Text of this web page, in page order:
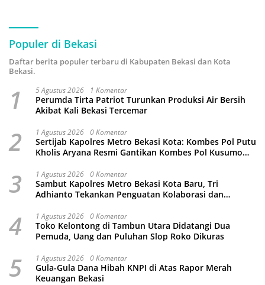
Populer di Bekasi
Daftar berita populer terbaru di Kabupaten Bekasi dan Kota
Bekasi.
1 5 Agustus 2026 1 Komentar
Perumda Tirta Patriot Turunkan Produksi Air Bersih
Akibat Kali Bekasi Tercemar
2 1 Agustus 2026 0 Komentar
Sertijab Kapolres Metro Bekasi Kota: Kombes Pol Putu
Kholis Aryana Resmi Gantikan Kombes Pol Kusumo
3 1 Agustus 2026 0 Komentar
Sambut Kapolres Metro Bekasi Kota Baru, Tri
Adhianto Tekankan Penguatan Kolaborasi dan
4 1 Agustus 2026 0 Komentar
Toko Kelontong di Tambun Utara Didatangi Dua
Pemuda, Uang dan Puluhan Slop Roko Dikuras
5 1 Agustus 2026 0 Komentar
Gula-Gula Dana Hibah KNPI di Atas Rapor Merah
Keuangan Bekasi